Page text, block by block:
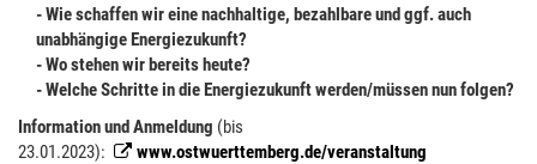
- Wie schaffen wir eine nachhaltige, bezahlbare und ggf. auch
unabhängige Energiezukunft?
- Wo stehen wir bereits heute?
- Welche Schritte in die Energiezukunft werden/müssen nun folgen?
Information und Anmeldung (bis
23.01.2023):
www.ostwuerttemberg.de/veranstaltung